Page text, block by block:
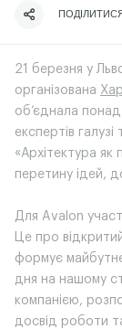
ЧИТАТИ ІСТОРІЮ
ПОДІЛИТИСЯ
21 березня у
організована
об’єднала понад
експертів
«Архітектура
перетину ідей,
Для Avalon
Це про
формує
дня на нашому
компанією,
досвід роботи